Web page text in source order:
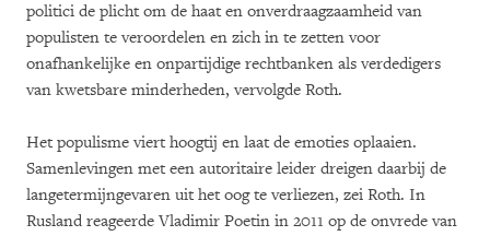
politici de plicht om de haat en onverdraagzaamheid van
populisten te veroordelen en zich in te zetten voor
onafhankelijke en onpartijdige rechtbanken als verdedigers
van kwetsbare minderheden, vervolgde Roth.
Het populisme viert hoogtij en laat de emoties oplaaien.
Samenlevingen met een autoritaire leider dreigen daarbij de
langetermijngevaren uit het oog te verliezen, zei Roth. In
Rusland reageerde Vladimir Poetin in 2011 op de onvrede van